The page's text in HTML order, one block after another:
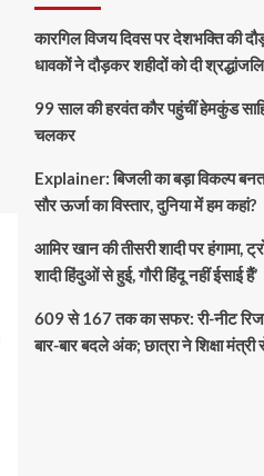
कारगिल विजय दिवस पर देशभक्ति की
धावकों ने दौड़कर शहीदों को दी श्रद्धांजलि
99 साल की हरवंत कौर पहुंचीं हेमकुंड
चलकर
Explainer: बिजली का बड़ा विकल्प
सौर ऊर्जा का विस्तार, दुनिया में हम कहां?
आमिर खान की तीसरी शादी पर हंगामा,
शादी हिंदुओं से हुई, गौरी हिंदू नहीं ईसाई हैं’
609 से 167 तक का सफर: री-नीट
बार-बार बदले अंक; छात्रा ने शिक्षा